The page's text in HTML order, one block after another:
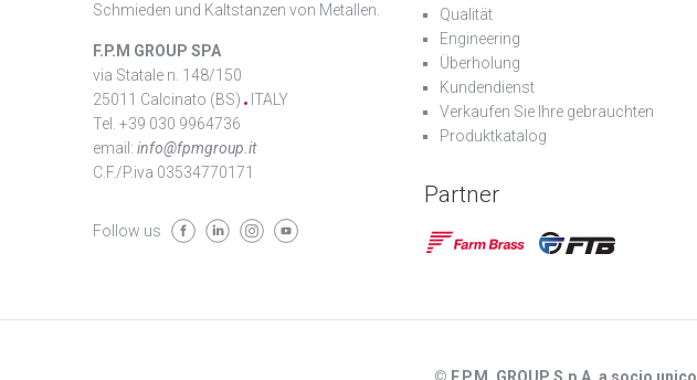
Schmieden und Kaltstanzen von Metallen.
F.P.M GROUP SPA
via Statale n. 148/150
25011 Calcinato (BS)
ITALY
Tel. +39 030 9964736
email: info@fpmgroup.it
C.F./P.iva 03534770171
Follow us
Qualität
Engineering
Überholung
Kundendienst
Verkaufen Sie Ihre gebrauchten
Produktkatalog
Partner